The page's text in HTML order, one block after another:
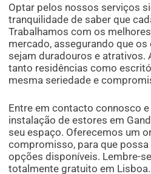
Optar pelos nossos serviços
tranquilidade de saber que
Trabalhamos com os
mercado, assegurando que
sejam duradouros e atrativos.
tanto residências como
mesma seriedade e
Entre em contacto connosco
instalação de estores em
seu espaço. Oferecemos um
compromisso, para que possa
opções disponíveis. Lembre-
totalmente gratuito em Lisboa.